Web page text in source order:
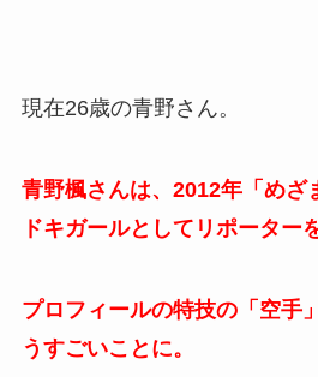
現在26歳の青野さん。
青野楓さんは、2012年「めざ
ドキガールとしてリポーター
プロフィールの特技の「空手
うすごいことに。